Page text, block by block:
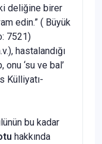
deliğine birer
edin.” ( Büyük
7521)
hastalandığı
onu ‘su ve bal’
Külliyatı-
bu kadar
hakkında